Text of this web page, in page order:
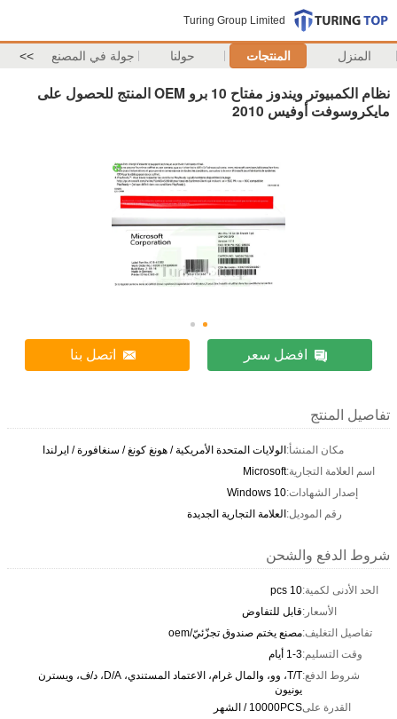
Turing Group Limited
المنزل المنتجات حولنا جولة في المصنع >>
نظام الكمبيوتر ويندوز مفتاح 10 برو OEM المنتج للحصول على
مايكروسوفت أوفيس 2010
افضل سعر اتصل بنا
تفاصيل المنتج
مكان المنشأ:الولايات المتحدة الأمريكية / هونغ كونغ / سنغافورة / ايرلندا
اسم العلامة التجارية:Microsoft
إصدار الشهادات:Windows 10
رقم الموديل:العلامة التجارية الجديدة
شروط الدفع والشحن
الحد الأدنى لكمية:10 pcs
الأسعار:قابل للتفاوض
تفاصيل التغليف:مصنع يختم صندوق تجزّئيّ/oem
وقت التسليم:1-3 أيام
شروط الدفع:
T/T، وو، والمال غرام، الاعتماد المستندي، D/A، د/ف، ويسترن
يونيون
القدرة على10000PCS / الشهر